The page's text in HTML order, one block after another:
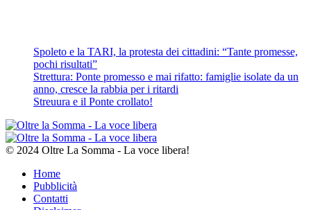
Spoleto e la TARI, la protesta dei cittadini: “Tante promesse,
pochi risultati”
Strettura: Ponte promesso e mai rifatto: famiglie isolate da un
anno, cresce la rabbia per i ritardi
Streuura e il Ponte crollato!
© 2024 Oltre La Somma - La voce libera!
Home
Pubblicità
Contatti